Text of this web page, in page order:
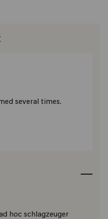
several times.
hoc schlagzeuger